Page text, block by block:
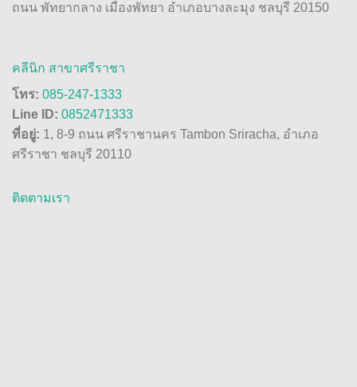
ถนน พัทยากลาง เมืองพัทยา อำเภอบางละมุง ชลบุรี 20150
คลีนิก สาขาศรีราชา
โทร: 085-247-1333
Line ID: 0852471333
ที่อยู่: 1, 8-9 ถนน ศรีราชานคร Tambon Sriracha, อำเภอ
ศรีราชา ชลบุรี 20110
ติดตามเรา